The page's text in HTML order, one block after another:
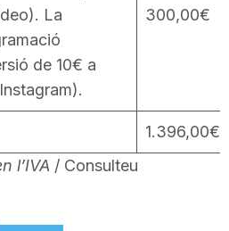
La
de 10€ a
300,00€
1.396,00€
l’IVA / Consulteu